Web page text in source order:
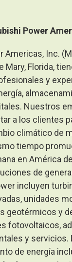
Power
Americas, Inc.
Mary, Florida,
y
Nuestros
a los clientes
climático de
tiempo
en América
de
incluyen
unidades
geotérmicos y
fotovoltaicos,
y servicios.
de energía